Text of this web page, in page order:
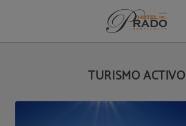
TURISMO ACTIVO